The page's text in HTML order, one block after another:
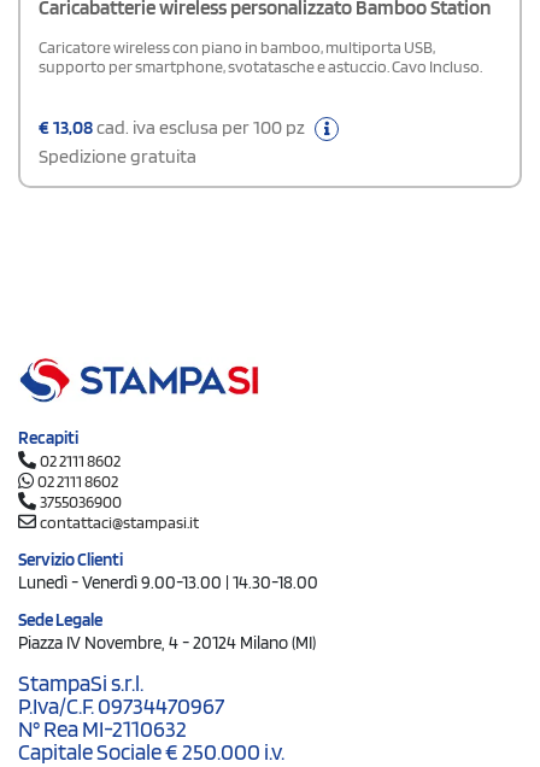
Caricabatterie wireless personalizzato Bamboo Station
Caricatore wireless con piano in bamboo, multiporta USB,
supporto per smartphone, svotatasche e astuccio. Cavo Incluso.
€13,08cad. iva esclusa per 100 pz
Spedizione gratuita
Recapiti
02 2111 8602
02 2111 8602
3755036900
contattaci@stampasi.it
Servizio Clienti
Lunedì - Venerdì 9.00-13.00 | 14.30-18.00
Sede Legale
Piazza IV Novembre, 4 - 20124 Milano (MI)
StampaSi s.r.l.
P.Iva/C.F. 09734470967
N° Rea MI-2110632
Capitale Sociale € 250.000 i.v.